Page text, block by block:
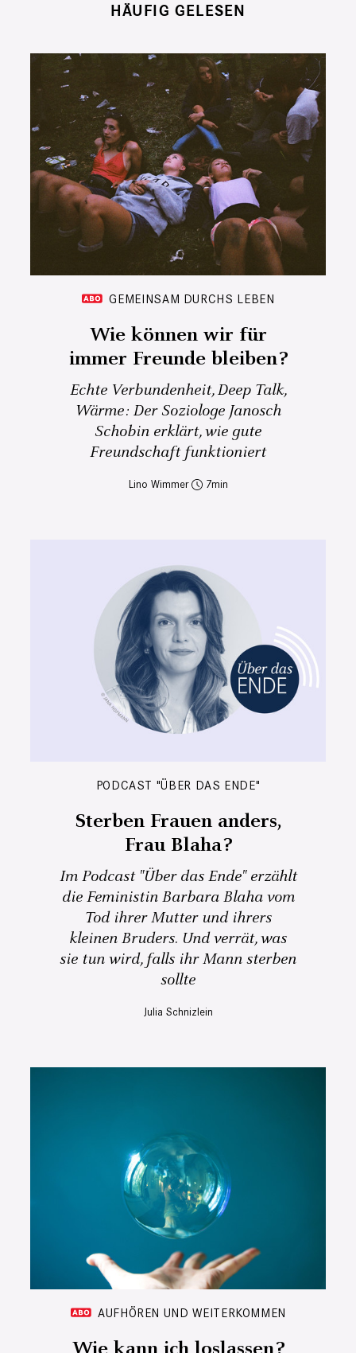
HÄUFIG GELESEN
GEMEINSAM DURCHS LEBEN
Wie können wir für
immer Freunde bleiben?
Echte Verbundenheit, Deep Talk,
Wärme: Der Soziologe Janosch
Schobin erklärt, wie gute
Freundschaft funktioniert
Lino Wimmer 7
PODCAST "ÜBER DAS ENDE"
Sterben Frauen anders,
Frau Blaha?
Im Podcast "Über das Ende" erzählt
die Feministin Barbara Blaha vom
Tod ihrer Mutter und ihrers
kleinen Bruders. Und verrät, was
sie tun wird, falls ihr Mann sterben
sollte
Julia Schnizlein
AUFHÖREN UND WEITERKOMMEN